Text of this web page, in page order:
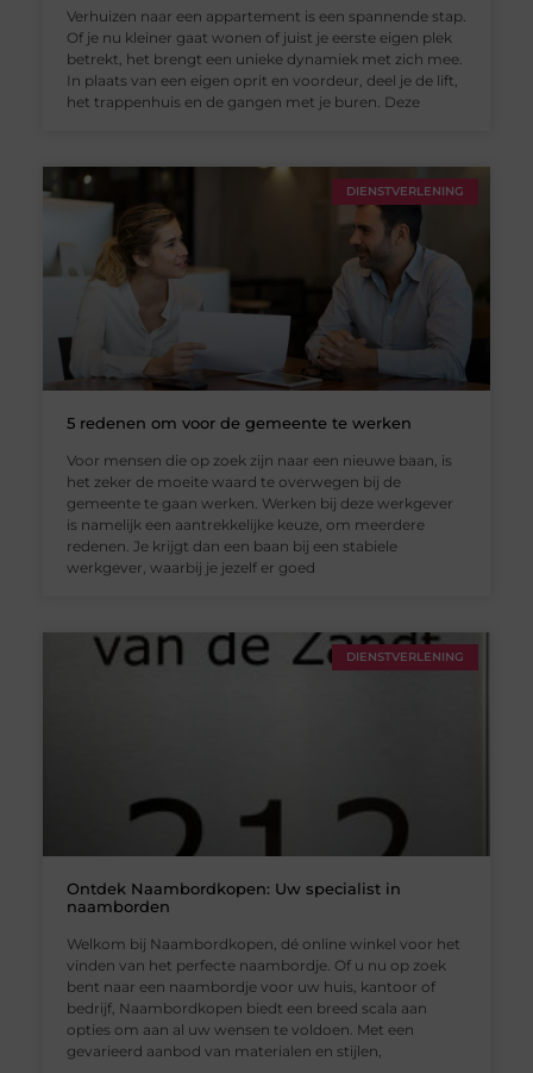
Verhuizen naar een appartement is een spannende stap.
Of je nu kleiner gaat wonen of juist je eerste eigen plek
betrekt, het brengt een unieke dynamiek met zich mee.
In plaats van een eigen oprit en voordeur, deel je de lift,
het trappenhuis en de gangen met je buren. Deze
DIENSTVERLENING
5 redenen om voor de gemeente te werken
Voor mensen die op zoek zijn naar een nieuwe baan, is
het zeker de moeite waard te overwegen bij de
gemeente te gaan werken. Werken bij deze werkgever
is namelijk een aantrekkelijke keuze, om meerdere
redenen. Je krijgt dan een baan bij een stabiele
werkgever, waarbij je jezelf er goed
DIENSTVERLENING
Ontdek Naambordkopen: Uw specialist in
naamborden
Welkom bij Naambordkopen, dé online winkel voor het
vinden van het perfecte naambordje. Of u nu op zoek
bent naar een naambordje voor uw huis, kantoor of
bedrijf, Naambordkopen biedt een breed scala aan
opties om aan al uw wensen te voldoen. Met een
gevarieerd aanbod van materialen en stijlen,